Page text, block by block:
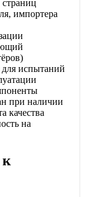
страниц
импортера
испытаний
при наличии
качества
на
к